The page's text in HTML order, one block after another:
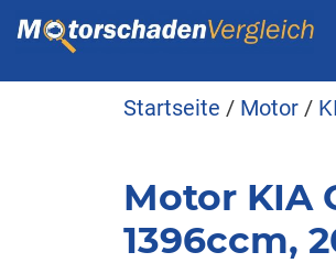
Startseite / Motor /
Motor KIA
1396ccm,